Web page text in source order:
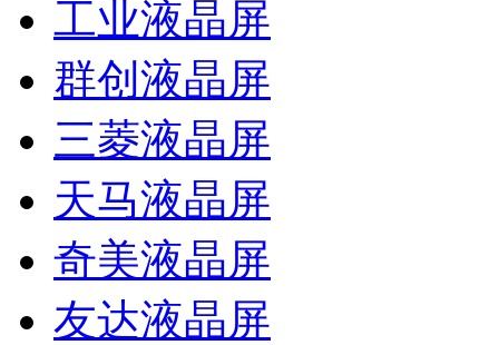
工业液晶屏
群创液晶屏
三菱液晶屏
天马液晶屏
奇美液晶屏
友达液晶屏